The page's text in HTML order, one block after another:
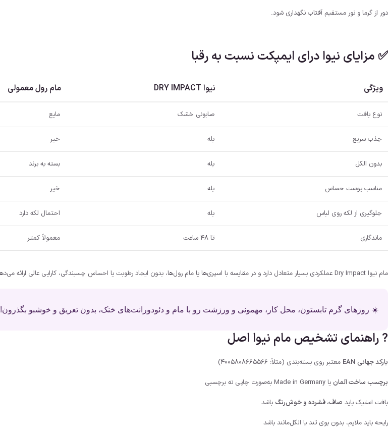
دور از گرما و نور مستقیم آفتاب نگهداری شود.
✅ مزایای نیوا درای ایمپکت نسبت به رقبا
ویژگی نیوا DRY IMPACT مام رول معمولی
نوع بافت صابونی خشک مایع
جذب سریع بله خیر
بدون الکل بله بسته به برند
مناسب پوست حساس بله خیر
جلوگیری از لکه روی لباس بله احتمال لکه دارد
ماندگاری تا ۴۸ ساعت معمولاً کمتر
مام نیوا Dry Impact عملکردی بسیار متعادل دارد و در مقایسه با اسپری‌ها یا مام رول‌ها، بدون ایجاد رطوبت یا احساس چسبندگی، کارایی عالی ارائه می‌دهد.
☀️ روزهای گرم تابستون، محل کار، مهمونی و ورزشت رو با مام و دئودورانت‌های خنک، بدون تعریق و خوشبو بگذرون!
? راهنمای تشخیص مام نیوا اصل
بارکد جهانی EAN
معتبر روی بسته‌بندی (مثلاً: 4005808665566)
برچسب ساخت آلمان یا Made in Germany به‌صورت چاپی نه برچسبی
بافت استیک باید صاف، فشرده و خوش‌رنگ باشد
رایحه باید ملایم، بدون بوی تند یا الکل‌مانند باشد